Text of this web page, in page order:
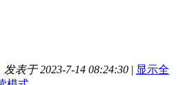
表于 2023-7-14 08:24:30 | 显示全